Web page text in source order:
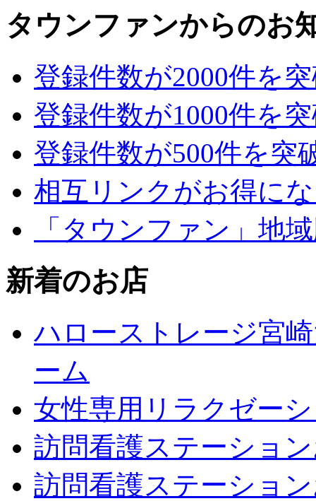
タウンファンからのお
登録件数が2000件を
登録件数が1000件を
登録件数が500件を突
相互リンクがお得に
「タウンファン」地
新着のお店
ハローストレージ宮
ーム
女性専用リラクゼー
訪問看護ステーショ
訪問看護ステーショ